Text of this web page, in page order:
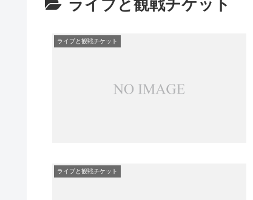
ライブと観戦チケット
ライブと観戦チケット
ライブと観戦チケット